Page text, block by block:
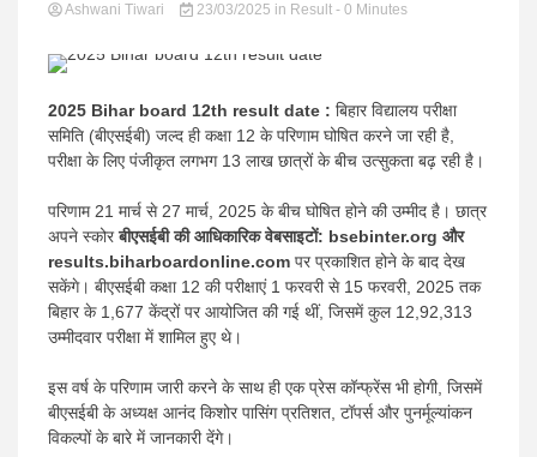
News
Ashwani Tiwari 23/03/2025 in Result - 0 Minutes
2025 Bihar board 12th result date : बिहार विद्यालय परीक्षा
समिति (बीएसईबी) जल्द ही कक्षा 12 के परिणाम घोषित करने जा रही है,
परीक्षा के लिए पंजीकृत लगभग 13 लाख छात्रों के बीच उत्सुकता बढ़ रही है।
परिणाम 21 मार्च से 27 मार्च, 2025 के बीच घोषित होने की उम्मीद है। छात्र
अपने स्कोरबीएसईबी की आधिकारिक वेबसाइटों: bsebinter.org और
results.biharboardonline.com पर प्रकाशित होने के बाद देख
सकेंगे। बीएसईबी कक्षा 12 की परीक्षाएं 1 फरवरी से 15 फरवरी, 2025 तक
बिहार के 1,677 केंद्रों पर आयोजित की गई थीं, जिसमें कुल 12,92,313
उम्मीदवार परीक्षा में शामिल हुए थे।
इस वर्ष के परिणाम जारी करने के साथ ही एक प्रेस कॉन्फ्रेंस भी होगी, जिसमें
बीएसईबी के अध्यक्ष आनंद किशोर पासिंग प्रतिशत, टॉपर्स और पुनर्मूल्यांकन
विकल्पों के बारे में जानकारी देंगे।